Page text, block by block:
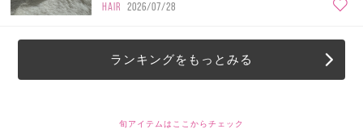
HAIR 2026/07/28
ランキングをもっとみる
旬アイテムはここからチェック